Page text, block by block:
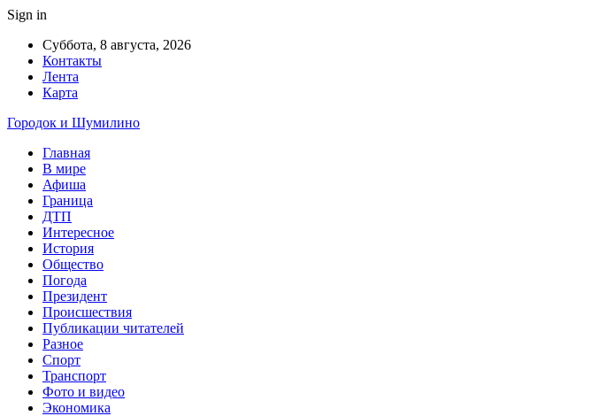
Sign in
Суббота, 8 августа, 2026
Контакты
Лента
Карта
Городок и Шумилино
Главная
В мире
Афиша
Граница
ДТП
Интересное
История
Общество
Погода
Президент
Происшествия
Публикации читателей
Разное
Спорт
Транспорт
Фото и видео
Экономика